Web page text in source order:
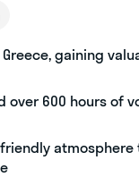
gaining
over 600 hours of
friendly